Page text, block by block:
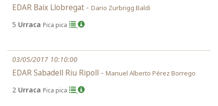
EDAR Baix Llobregat - Dario Zurbrigg Baldi
5 Urraca Pica pica
03/05/2017 10:10:00
EDAR Sabadell Riu Ripoll - Manuel Alberto Pérez Borrego
2 Urraca Pica pica